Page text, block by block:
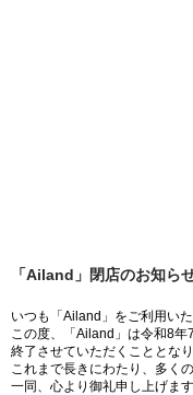
「Ailand」閉店のお知ら
いつも「Ailand」をご利用い
この度、「Ailand」は令和8
終了させていただくこととなり
これまで長きにわたり、多く
一同、心より御礼申し上げます